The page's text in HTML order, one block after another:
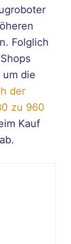
Folglich
um die
der
zu 960
Kauf